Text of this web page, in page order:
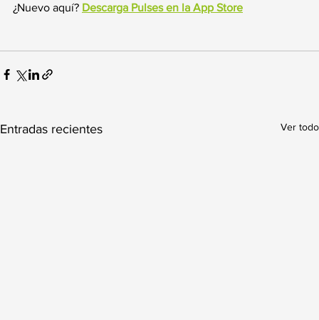
¿Nuevo aquí? Descarga Pulses en la App Store
Entradas recientes Ver todo